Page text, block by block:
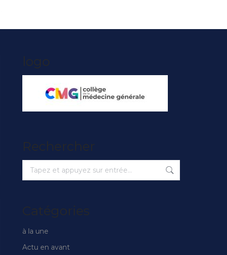
logo
Rechercher
Recherche
:
Catégories
à la une
Actu en avant